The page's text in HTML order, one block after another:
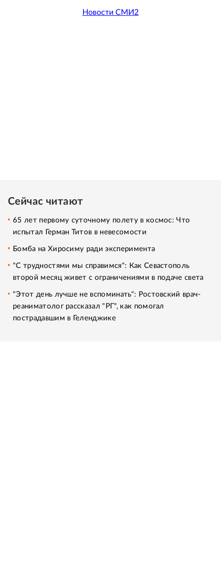
Новости СМИ2
Сейчас читают
65 лет первому суточному полету в космос: Что
испытал Герман Титов в невесомости
Бомба на Хиросиму ради эксперимента
"С трудностями мы справимся": Как Севастополь
второй месяц живет с ограничениями в подаче света
"Этот день лучше не вспоминать": Ростовский врач-
реаниматолог рассказал "РГ", как помогал
пострадавшим в Геленджике